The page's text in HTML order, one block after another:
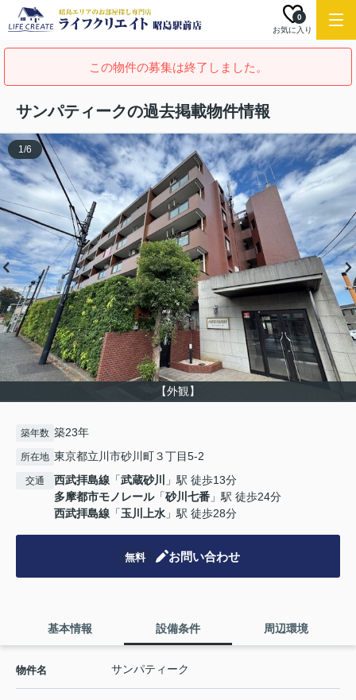
お気に入り
0
この物件の募集は終了しました。
サンパティークの過去掲載物件情報
【外観】
1/6
築年数 築23年
所在地 東京都立川市砂川町３丁目5-2
交通 西武拝島線 「武蔵砂川
」駅 徒歩13分
多摩都市モノレール「砂川七番 」駅 徒歩24分
西武拝島線 「玉川上水 」駅 徒歩28分
無料 お問い合わせ
基本情報 設備条件 周辺環境
物件名 サンパティーク